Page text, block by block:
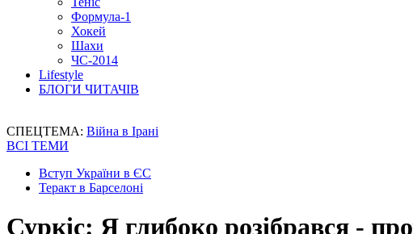
Формула-1
Хокей
Шахи
ЧС-2014
Lifestyle
БЛОГИ ЧИТАЧІВ
СПЕЦТЕМА: Війна в Ірані
ВСІ ТЕМИ
Вступ України в ЄС
Теракт в Барселоні
Суркіс: Я глибоко розібрався -